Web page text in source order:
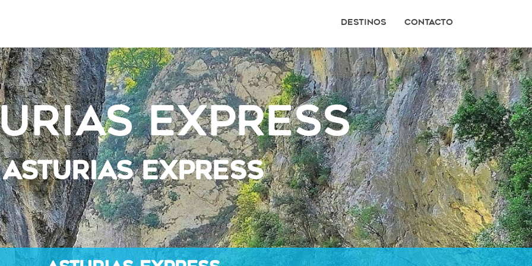
Destinos Contacto
Express
ASTURIAS EXPRESS